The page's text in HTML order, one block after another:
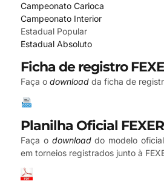
Campeonato Carioca
Campeonato Interior
Estadual Popular
Estadual Absoluto
Ficha de registro
Faça o download da ficha de
Planilha Oficial
Faça o downloaddo modelo
em torneios registrados junto à